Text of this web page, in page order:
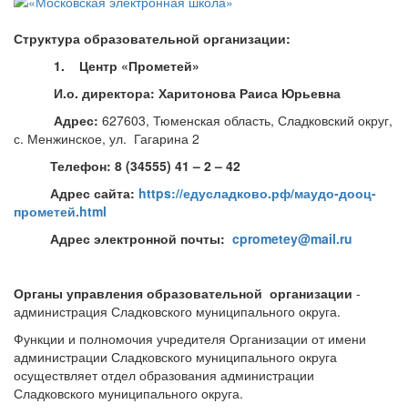
Структура образовательной организации:
1. Центр «Прометей»
И.о. директора: Харитонова Раиса Юрьевна
Адрес: 627603, Тюменская область, Сладковский округ,
с. Менжинское, ул. Гагарина 2
Телефон: 8 (34555) 41 – 2 – 42
Адрес сайта: https://едусладково.рф/маудо-дооц-
прометей.html
Адрес электронной почты: cprometey@mail.ru
Органы управления образовательной организации -
администрация Сладковского муниципального округа.
Функции и полномочия учредителя Организации от имени
администрации Сладковского муниципального округа
осуществляет отдел образования администрации
Сладковского муниципального округа.